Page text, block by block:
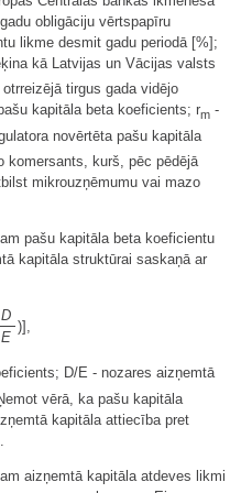
obligāciju vērtspapīru
likme desmit gadu periodā [%];
kā Latvijas un Vācijas valsts
tirgus gada vidējo
kapitāla beta koeficients; rm -
novērtēta pašu kapitāla
komersants, kurš, pēc pēdējā
mikrouzņēmumu vai mazo
pašu kapitāla beta koeficientu
kapitāla struktūrai saskaņā ar
D
)],
E
D/E - nozares aizņemtā
vērā, ka pašu kapitāla
kapitāla attiecība pret
aizņemtā kapitāla atdeves likmi